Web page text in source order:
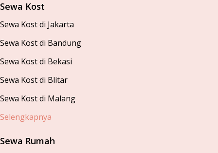
Sewa Kost
Sewa Kost di Jakarta
Sewa Kost di Bandung
Sewa Kost di Bekasi
Sewa Kost di Blitar
Sewa Kost di Malang
Selengkapnya
Sewa Rumah